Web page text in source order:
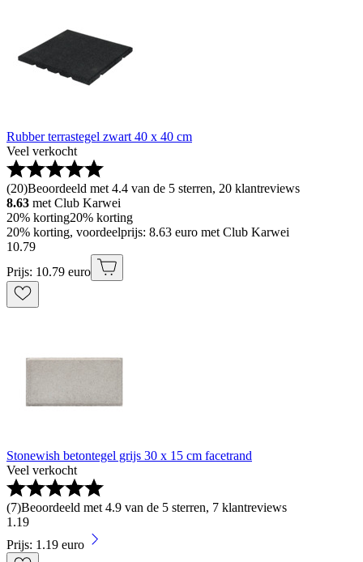
Rubber terrastegel zwart 40 x 40 cm
Veel verkocht
(20)Beoordeeld met 4.4 van de 5 sterren, 20 klantreviews
8.63 met Club Karwei
20% korting20% korting
20% korting, voordeelprijs: 8.63 euro met Club Karwei
10.79
Prijs: 10.79 euro
Stonewish betontegel grijs 30 x 15 cm facetrand
Veel verkocht
(7)Beoordeeld met 4.9 van de 5 sterren, 7 klantreviews
1 .19
Prijs: 1.19 euro